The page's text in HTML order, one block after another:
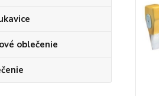
oblečenie